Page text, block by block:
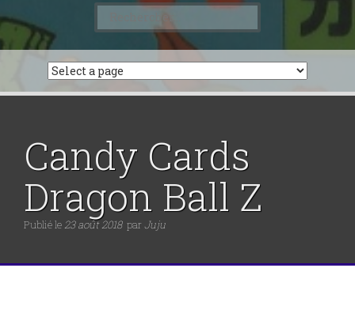
Rechercher :
Candy Cards
Dragon Ball Z
Publié le 23 août 2018 parJuju